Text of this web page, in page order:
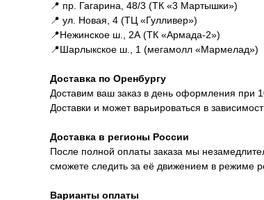
📍 пр. Гагарина, 48/3 (ТК «3 Мартышки»)
📍 ул. Новая, 4 (ТЦ «Гулливер»)
📍Нежинское ш., 2А (ТК «Армада-2»)
📍Шарлыкское ш., 1 (мегамолл «Мармелад»)
Доставка по Оренбургу
Доставим ваш заказ в день оформления при
Доставки и может варьироваться в
Доставка в регионы России
После полной оплаты заказа мы
сможете следить за её движением в режиме
Варианты оплаты